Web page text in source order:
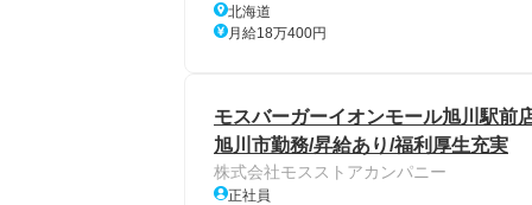
北海道
月給18万400円
モスバーガーイオンモール旭川駅前
旭川市勤務/昇給あり/福利厚生充実
株式会社モスストアカンパニー
正社員